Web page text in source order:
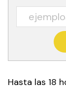
Hasta las 18